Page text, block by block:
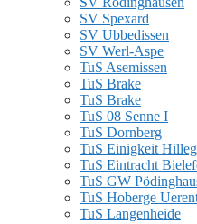
SV Spexard
SV Ubbedissen
SV Werl-Aspe
TuS Asemissen
TuS Brake
TuS Brake
TuS 08 Senne I
TuS Dornberg
TuS Einigkeit
TuS Eintracht
TuS GW
TuS Hoberge
TuS Langenheide